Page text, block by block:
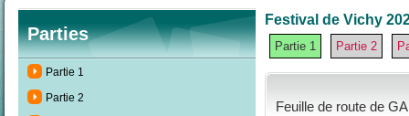
Parties
Partie 1
Partie 2
Festival de Vichy
Partie 1 Partie 2
Feuille de route de